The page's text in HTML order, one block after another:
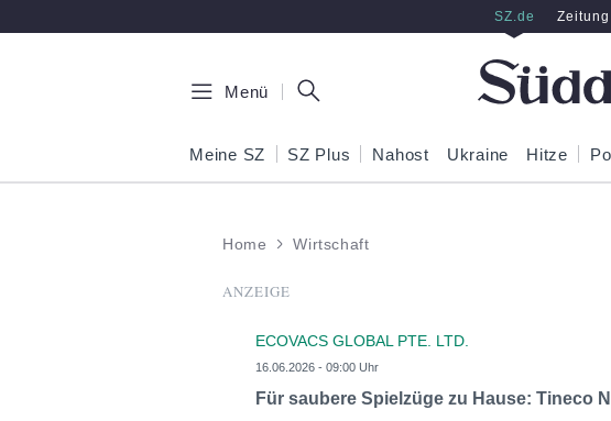
SZ.de Zeitung
Menü
Meine SZ SZ Plus Nahost Ukraine Hitze
Home Wirtschaft
ANZEIGE
ECOVACS GLOBAL PTE. LTD.
16.06.2026 - 09:00 Uhr
Für saubere Spielzüge zu Hause: Tineco